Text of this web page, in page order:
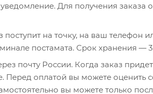
Для получения заказа
поступит на точку, на ваш телефон
постамата. Срок хранения —
почту России. Когда заказ
Перед оплатой вы можете оценить
вы можете только